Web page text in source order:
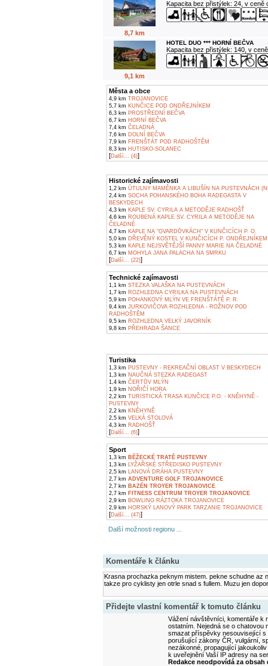
8,7 km
Kapacita bez přistýlek: 24, v ceně
9,1 km
HOTEL DUO *** HORNÍ BEČVA
Kapacita bez přistýlek: 140, v
Města a obce
4,9 km TROJANOVICE
5,7 km KUNČICE POD ONDŘEJNÍKEM
6,3 km PROSTŘEDNÍ BEČVA
6,7 km HORNÍ BEČVA
7,4 km ČELADNÁ
7,6 km DOLNÍ BEČVA
7,9 km FRENŠTÁT POD RADHOŠTĚM
8,3 km HUTISKO-SOLANEC
[Další... (4)]
Historické zajímavosti
1,2 km ÚTULNY MAMĚNKA A LIBUŠÍN NA PUSTEVNÁCH
2,4 km SOCHA POHANSKÉHO BOHA RADEGASTA V
BESKYDECH
4,3 km KAPLE SV. CYRILA A METODĚJE RADHOŠŤ
4,6 km ROUBENÁ KAPLE SV. CYRILA A METODĚJE NA
ČELADNÉ
4,7 km KAPLE NA "GVARDŮVKÁCH" V KUNČICÍCH P. O.
5,0 km DŘEVĚNÝ KOSTEL V KUNČICÍCH P. ONDŘEJNÍKEM
5,3 km KAPLE NEJSVĚTĚJŠÍ PANNY MARIE NA ČELADNÉ
6,7 km MOHYLA JANA PALACHA NA SMRKU
[Další... (22)]
Technické zajímavosti
1,1 km STEZKA VALAŠKA NA PUSTEVNÁCH
1,7 km ROZHLEDNA CYRILKA NA PUSTEVNÁCH
5,9 km POHANKOVÝ MLÝN VE FRENŠTÁTĚ P. R.
9,4 km JURKOVIČOVA ROZHLEDNA - ROŽNOV POD
RADHOŠTĚM
9,5 km ROZHLEDNA VELKÝ JAVORNÍK
9,8 km PŘEHRADA ŠANCE
Turistika
1,3 km PUSTEVNY - REKREAČNÍ OBLAST V BESKYDECH
1,3 km NAUČNÁ STEZKA RADEGAST
1,4 km ČERTŮV MLÝN
1,9 km NOŘIČÍ HORA
2,2 km TURISTICKÁ TRASA KUNČICE P.O. - KNĚHYNĚ -
PUSTEVNY
2,2 km KNĚHYNĚ
2,5 km VELKÁ STOLOVÁ
4,3 km RADHOŠŤ
[Další... (6)]
Sport
1,3 km BĚŽECKÉ TRATĚ PUSTEVNY
1,3 km LYŽAŘSKÉ STŘEDISKO PUSTEVNY
2,5 km LANOVÁ DRÁHA PUSTEVNY
2,7 km ADVENTURE GOLF TROJANOVICE
2,7 km BAZÉN TROYER TROJANOVICE
2,7 km FITNESS CENTRUM TROYER TROJANOVICE
2,9 km BOWLING RÁZTOKA TROJANOVICE
2,9 km HORSKÝ LANOVÝ PARK TARZANIE TROJANOVICE
[Další... (47)]
Další možnosti regionu ...
Komentáře k článku
Krasna prochazka peknym mistem. pekne schudne az
takze pro cyklisty jen otrle snad s fullem. Muzu jen
Přidejte vlastní komentář k tomuto článku
Vážení návštěvníci, komentáře k
ostatním. Nejedná se o
smazat příspěvky nesouvisející
porušující zákony ČR, vulgární,
nezákonné, propagující
k uveřejnění Vaší IP adresy na
Redakce neodpovídá za